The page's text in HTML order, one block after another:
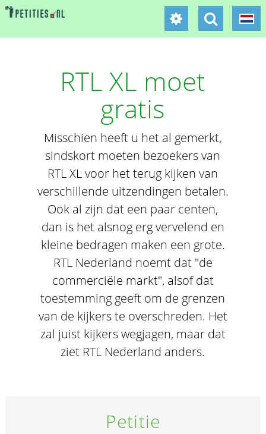
RTL XL moet
gratis
Misschien heeft u het al gemerkt,
sindskort moeten bezoekers van
RTL XL voor het terug kijken van
verschillende uitzendingen betalen.
Ook al zijn dat een paar centen,
dan is het alsnog erg vervelend en
kleine bedragen maken een grote.
RTL Nederland noemt dat "de
commerciële markt", alsof dat
toestemming geeft om de grenzen
van de kijkers te overschreden. Het
zal juist kijkers wegjagen, maar dat
ziet RTL Nederland anders.
Petitie